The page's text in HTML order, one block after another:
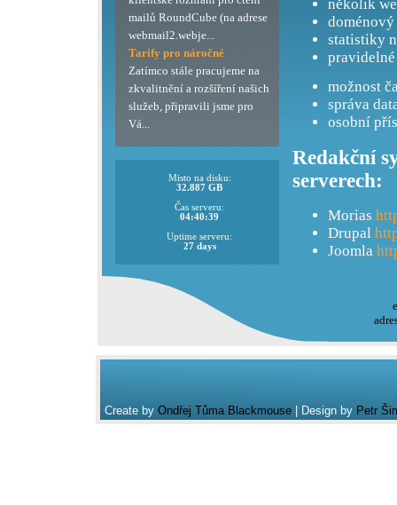
několik
doménový
statistiky
možnost
správa
osobní
Redakční
serverech:
Morias
Drupal
Joomla
mailů RoundCube (na adrese
webmail2.webje...
Tarify pro náročné
Zatímco stále pracujeme na
zkvalitnění a rozšíření našich
služeb, připravili jsme pro
Vá...
Misto na disku:
32.887 GB
Čas serveru:
04:40:39
Uptime serveru:
27 days
Create by Ondřej Tůma Blackmouse| Design by Petr